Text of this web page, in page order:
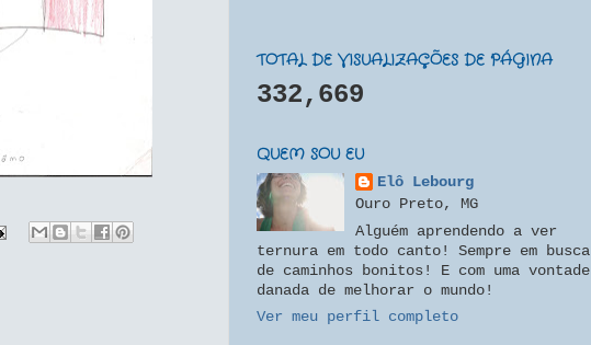
TOTAL DE VISUALIZAÇÕES DE PÁGINA
332,669
QUEM SOU EU
Elô Lebourg
Ouro Preto, MG
Alguém aprendendo a ver
ternura em todo canto! Sempre em busca
de caminhos bonitos! E com uma vontade
danada de melhorar o mundo!
Ver meu perfil completo